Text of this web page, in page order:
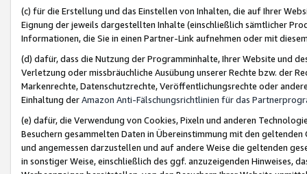
(c) für die Erstellung und das Einstellen von Inhalten, die auf Ihrer
Eignung der jeweils dargestellten Inhalte (einschließlich sämtlicher
Informationen, die Sie in einen Partner-Link aufnehmen oder mit
(d) dafür, dass die Nutzung der Programminhalte, Ihrer Website und
Verletzung oder missbräuchliche Ausübung unserer Rechte bzw. der
Markenrechte, Datenschutzrechte, Veröffentlichungsrechte oder
Einhaltung derAmazon Anti-Fälschungsrichtlinien für das
(e) dafür, die Verwendung von Cookies, Pixeln und anderen
Besuchern gesammelten Daten in Übereinstimmung mit den
und angemessen darzustellen und auf andere Weise die geltenden
in sonstiger Weise, einschließlich des ggf. anzuzeigenden Hinweises,